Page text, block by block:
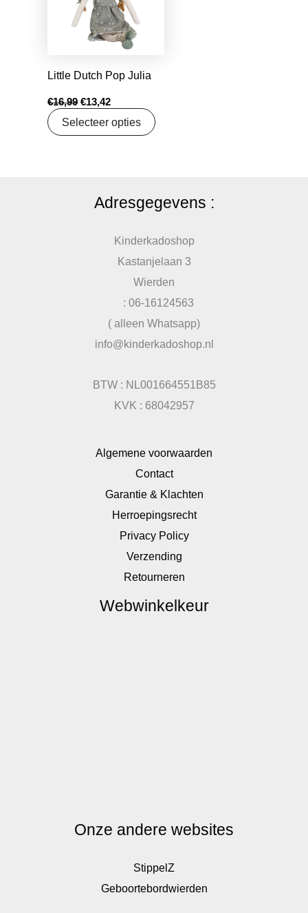
Little Dutch Pop Julia
€16,99 €13,42
Selecteer opties
Adresgegevens :
Kinderkadoshop
Kastanjelaan 3
Wierden
: 06-16124563
( alleen Whatsapp)
info@kinderkadoshop.nl
BTW : NL001664551B85
KVK : 68042957
Algemene voorwaarden
Contact
Garantie & Klachten
Herroepingsrecht
Privacy Policy
Verzending
Retourneren
Webwinkelkeur
Onze andere websites
StippelZ
Geboortebordwierden